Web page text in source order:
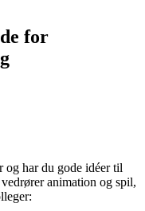
for
og har du gode idéer til
animation og spil,